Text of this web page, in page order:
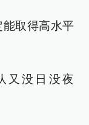
能取得高水平
又没日没夜